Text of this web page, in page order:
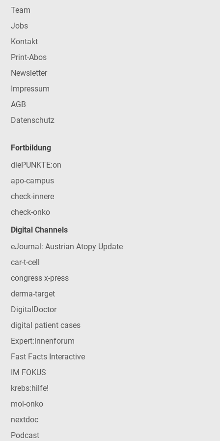
Team
Jobs
Kontakt
Print-Abos
Newsletter
Impressum
AGB
Datenschutz
Fortbildung
diePUNKTE:on
apo-campus
check-innere
check-onko
Digital Channels
eJournal: Austrian Atopy Update
car-t-cell
congress x-press
derma-target
DigitalDoctor
digital patient cases
Expert:innenforum
Fast Facts Interactive
IM FOKUS
krebs:hilfe!
mol-onko
nextdoc
Podcast